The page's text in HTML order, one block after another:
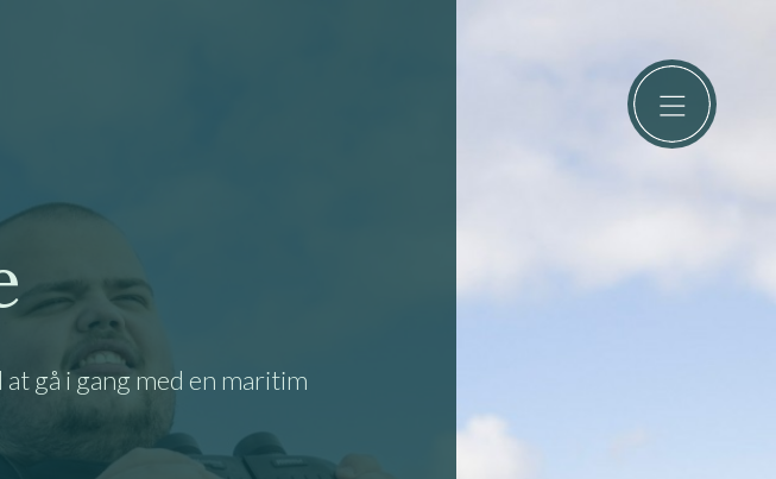
gå i gang med en maritim